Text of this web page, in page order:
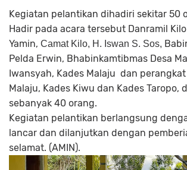
Kegiatan pelantikan dihadiri sekitar 50
Hadir pada acara tersebut Danramil
Yamin, Camat Kilo, H. Iswan S. Sos,
Pelda Erwin, Bhabinkamtibmas Desa
Iwansyah, Kades Malaju dan
Malaju, Kades Kiwu dan Kades Taropo,
sebanyak 40 orang.
Kegiatan pelantikan berlangsung
lancar dan dilanjutkan dengan
selamat. (AMIN).